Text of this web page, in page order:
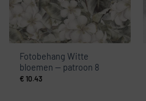
Fotobehang Witte
bloemen — patroon 8
€ 10.43